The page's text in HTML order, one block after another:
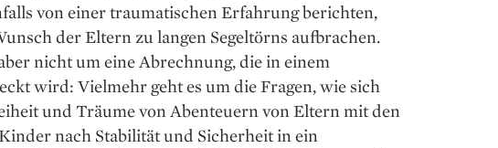
von einer traumatischen Erfahrung berichten,
der Eltern zu langen Segeltörns aufbrachen.
nicht um eine Abrechnung, die in einem
wird: Vielmehr geht es um die Fragen, wie sich
und Träume von Abenteuern von Eltern mit den
nach ­Stabilität und Sicherheit in ein